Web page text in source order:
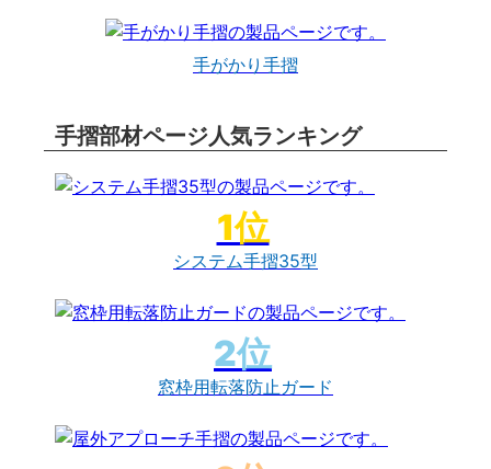
手がかり手摺
手摺部材ページ人気ランキング
システム手摺35型
窓枠用転落防止ガード